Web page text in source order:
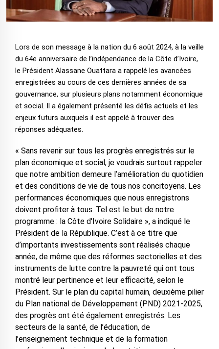
Lors de son message à la nation du 6 août 2024, à la veille
du 64e anniversaire de l’indépendance de la Côte d’Ivoire,
le Président Alassane Ouattara a rappelé les avancées
enregistrées au cours de ces dernières années de sa
gouvernance, sur plusieurs plans notamment économique
et social. Il a également présenté les défis actuels et les
enjeux futurs auxquels il est appelé à trouver des
réponses adéquates.
« Sans revenir sur tous les progrès enregistrés sur le
plan économique et social, je voudrais surtout rappeler
que notre ambition demeure l’amélioration du quotidien
et des conditions de vie de tous nos concitoyens. Les
performances économiques que nous enregistrons
doivent profiter à tous. Tel est le but de notre
programme : la Côte d'Ivoire Solidaire », a indiqué le
Président de la République. C’est à ce titre que
d’importants investissements sont réalisés chaque
année, de même que des réformes sectorielles et des
instruments de lutte contre la pauvreté qui ont tous
montré leur pertinence et leur efficacité, selon le
Président. Sur le plan du capital humain, deuxième pilier
du Plan national de Développement (PND) 2021-2025,
des progrès ont été également enregistrés. Les
secteurs de la santé, de l’éducation, de
l’enseignement technique et de la formation